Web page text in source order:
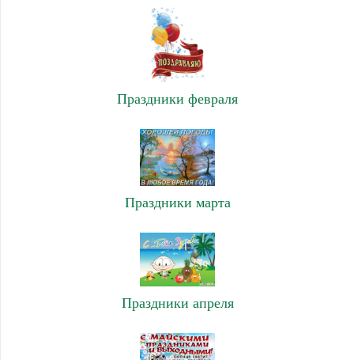
Праздники февраля
Праздники марта
Праздники апреля